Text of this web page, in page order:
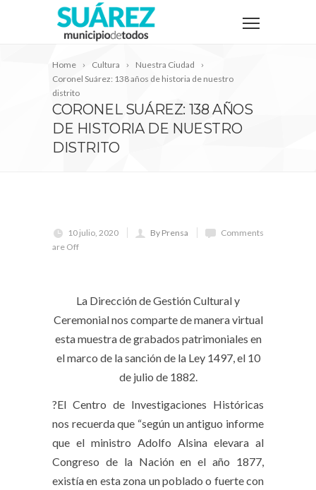
Home Cultura
Nuestra Ciudad
Coronel Suárez: 138 años de historia de nuestro
distrito
CORONEL SUÁREZ: 138 AÑOS
DE HISTORIA DE NUESTRO
DISTRITO
10 julio, 2020 By Prensa
Comments
are Off
La Dirección de Gestión Cultural y
Ceremonial nos comparte de manera virtual
esta muestra de grabados patrimoniales en
el marco de la sanción de la Ley 1497, el 10
de julio de 1882.
?El Centro de Investigaciones Históricas
nos recuerda que “según un antiguo informe
que el ministro Adolfo Alsina elevara al
Congreso de la Nación en el año 1877,
existía en esta zona un poblado o fuerte con